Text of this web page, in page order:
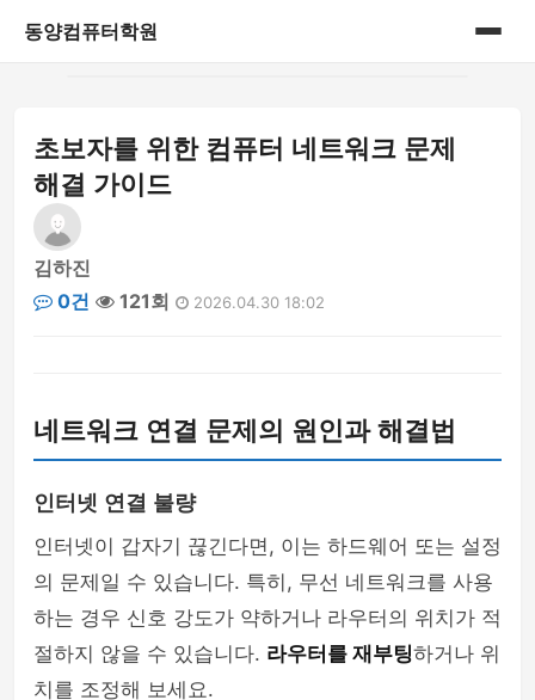
동양컴퓨터학원
게시판
초보자를 위한 컴퓨터 네트워크 문제
해결 가이드
김하진
0건
121회 2026.04.30 18:02
네트워크 연결 문제의 원인과 해결법
인터넷 연결 불량
인터넷이 갑자기 끊긴다면, 이는 하드웨어 또는 설정
의 문제일 수 있습니다. 특히, 무선 네트워크를 사용
하는 경우 신호 강도가 약하거나 라우터의 위치가 적
절하지 않을 수 있습니다. 라우터를 재부팅하거나 위
치를 조정해 보세요.